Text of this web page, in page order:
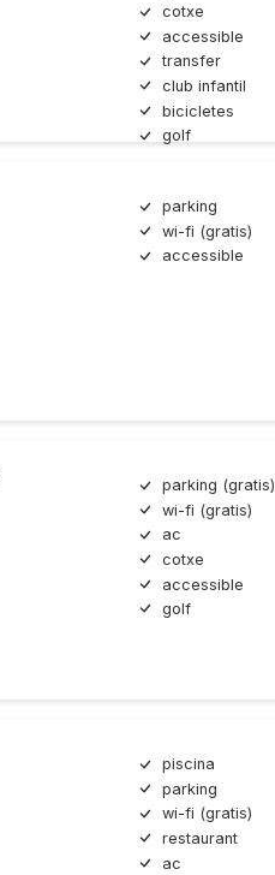
cotxe
accessible
transfer
club infantil
bicicletes
golf
parking
wi-fi (gratis)
accessible
parking (gratis)
wi-fi (gratis)
ac
cotxe
accessible
golf
piscina
parking
wi-fi (gratis)
restaurant
ac